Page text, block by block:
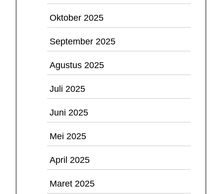
Oktober 2025
September 2025
Agustus 2025
Juli 2025
Juni 2025
Mei 2025
April 2025
Maret 2025